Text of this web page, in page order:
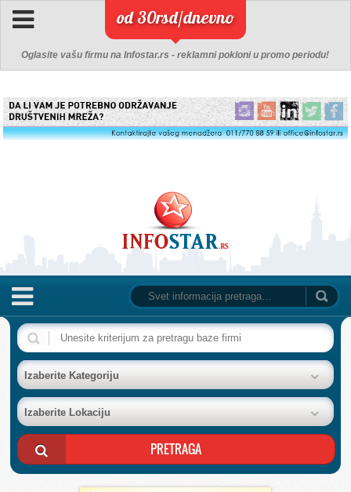
od 30rsd/dnevno
Oglasite vašu firmu na Infostar.rs - reklamni pokloni u promo periodu!
NASLOVNA
BAZA FIRMI
POSLOVNI OGLASI
AKCIJE I KATALOZI
Izaberite Kategoriju
Izaberite Lokaciju